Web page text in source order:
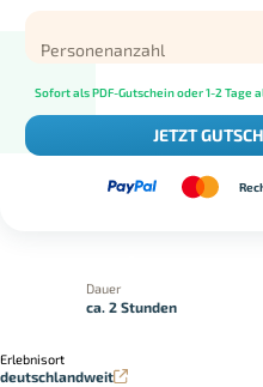
Personenanzahl
Sofort als PDF-Gutschein oder 1-2
JETZT
Dauer
ca. 2 Stunden
Erlebnisort
deutschlandweit